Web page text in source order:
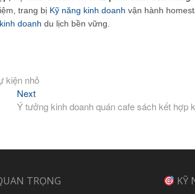
trang bị Kỹ năng kinh doanh vận hành
doanh du lịch bền vững.
kiện nhỏ
NextNext
post:
Ý tưởng kinh doanh quán cafe sách kết hợp
TRỌNG KỸ